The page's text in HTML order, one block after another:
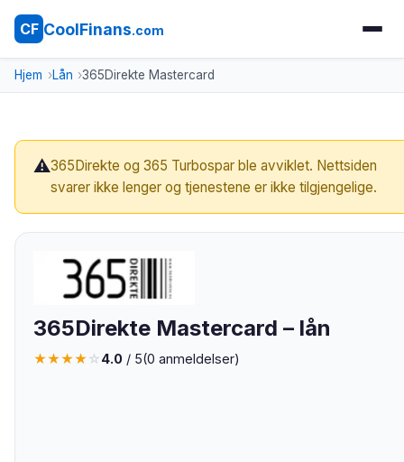
CF CoolFinans.com
Hjem Lån 365Direkte Mastercard
⚠365Direkte og 365 Turbospar ble avviklet. Nettsiden
svarer ikke lenger og tjenestene er ikke tilgjengelige.
365Direkte Mastercard – lån
★★★★☆4.0 / 5(0 anmeldelser)